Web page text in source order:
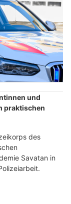
und
praktischen
des
Savatan in